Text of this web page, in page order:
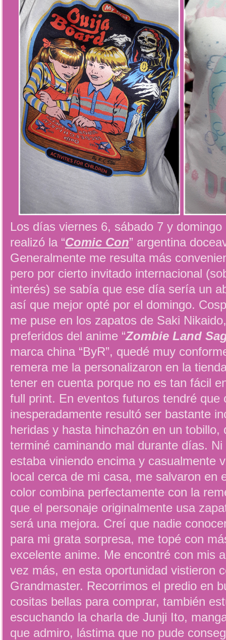
Los días viernes 6, sábado 7 y
realizó la “Comic Con” argentina
Generalmente me resulta más
pero por cierto invitado internacional
interés) se sabía que ese día sería un
así que mejor opté por el domingo.
me puse en los zapatos de Saki
preferidos del anime “Zombie Land
marca china “ByR”, quedé muy
remera me la personalizaron en la
tener en cuenta porque no es tan fácil
full print. En eventos futuros tendré que
inesperadamente resultó ser bastante
heridas y hasta hinchazón en un tobillo,
terminé caminando mal durante días.
estaba viniendo encima y casualmente
local cerca de mi casa, me salvaron en
color combina perfectamente con la
que el personaje originalmente usa
será una mejora. Creí que nadie
para mi grata sorpresa, me topé con
excelente anime. Me encontré con mis
vez más, en esta oportunidad vistieron
Grandmaster. Recorrimos el predio en
cositas bellas para comprar, también
escuchando la charla de Junji Ito,
que admiro, lástima que no pude